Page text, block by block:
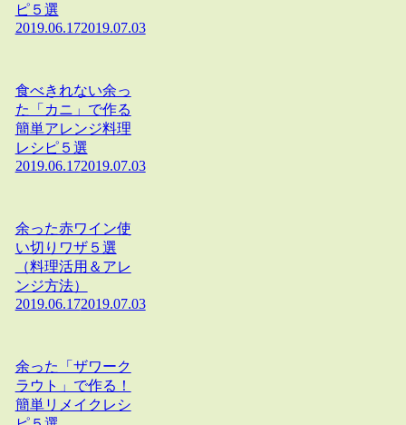
ピ５選
2019.06.172019.07.03
食べきれない余っ
た「カニ」で作る
簡単アレンジ料理
レシピ５選
2019.06.172019.07.03
余った赤ワイン使
い切りワザ５選
（料理活用＆アレ
ンジ方法）
2019.06.172019.07.03
余った「ザワーク
ラウト」で作る！
簡単リメイクレシ